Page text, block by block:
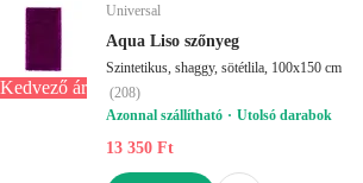
Kedvező ár
Universal
Aqua Liso szőnyeg
Szintetikus, shaggy, sötétlila, 100x150 cm
(208)
Azonnal szállítható
Utolsó darabok
13 350 Ft